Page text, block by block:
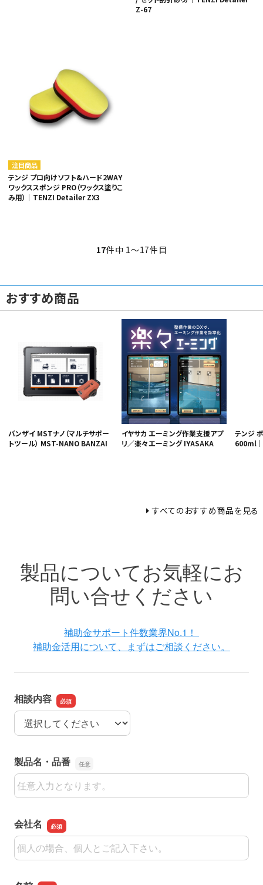
Z-67
注目商品
テンジ プロ向けソフト&ハード2WAY
ワックススポンジ PRO（ワックス塗りこ
み用）｜TENZI Detailer ZX3
17件中 1〜17件目
おすすめ商品
バンザイ MSTナノ（マルチサポー
トツール） MST-NANO BANZAI
イヤサカ エーミング作業支援アプ
リ／楽々エーミング IYASAKA
テンジ
600ml
すべてのおすすめ商品を見る